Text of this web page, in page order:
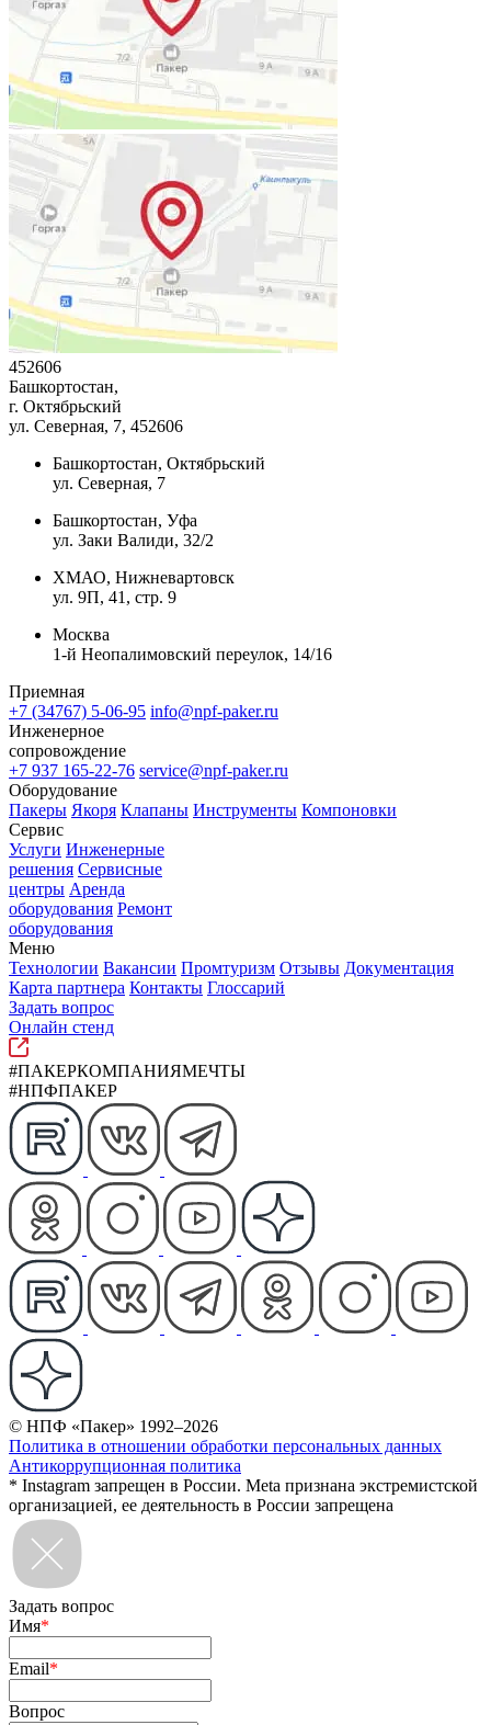
452606
Башкортостан,
г. Октябрьский
ул. Северная, 7, 452606
Башкортостан, Октябрьский
ул. Северная, 7
Башкортостан, Уфа
ул. Заки Валиди, 32/2
ХМАО, Нижневартовск
ул. 9П, 41, стр. 9
Москва
1-й Неопалимовский переулок, 14/16
Приемная
+7 (34767) 5-06-95 info@npf-paker.ru
Инженерное
сопровождение
+7 937 165-22-76 service@npf-paker.ru
Оборудование
Пакеры Якоря Клапаны Инструменты Компоновки
Сервис
Услуги Инженерные
решения Сервисные
центры Аренда
оборудования Ремонт
оборудования
Меню
Технологии Вакансии Промтуризм Отзывы Документация
Карта партнера Контакты Глоссарий
Задать вопрос
Онлайн стенд
#ПАКЕРКОМПАНИЯМЕЧТЫ
#НПФПАКЕР
© НПФ «Пакер» 1992–2026
Политика в отношении обработки персональных данных
Антикоррупционная политика
* Instagram запрещен в России. Meta признана экстремистской
организацией, ее деятельность в России запрещена
Задать вопрос
Имя*
Email*
Вопрос